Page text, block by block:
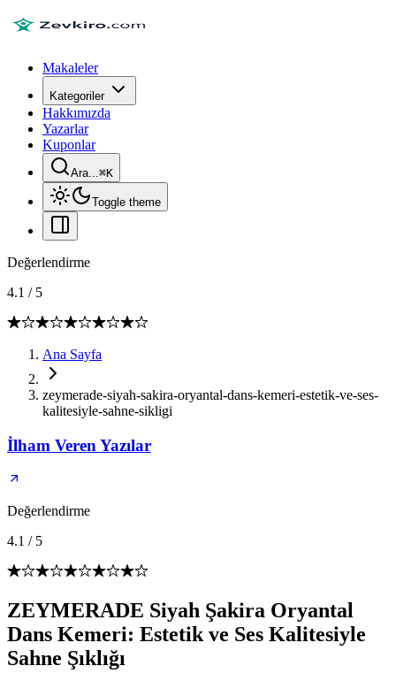
Makaleler
Kategoriler
Hakkımızda
Yazarlar
Kuponlar
Ara...⌘K
Toggle theme
Değerlendirme
4.1 / 5
Ana Sayfa
zeymerade-siyah-sakira-oryantal-dans-kemeri-estetik-ve-ses-
kalitesiyle-sahne-sikligi
İlham Veren Yazılar
Değerlendirme
4.1 / 5
ZEYMERADE Siyah Şakira Oryantal
Dans Kemeri: Estetik ve Ses Kalitesiyle
Sahne Şıklığı